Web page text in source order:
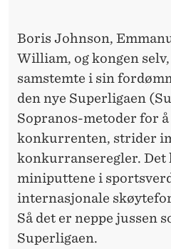
Boris Johnson,
William, og kongen
samstemte i sin
den nye Superligaen
Sopranos-metoder for å
konkurrenten, strider
konkurranseregler. Det
miniputtene i
internasjonale
Så det er neppe jussen
Superligaen.